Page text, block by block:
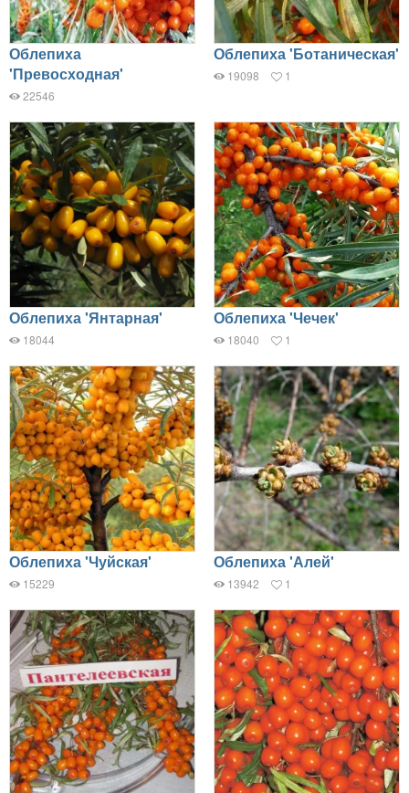
Облепиха
'Превосходная'
22546
Облепиха 'Ботаническая'
19098 1
Облепиха 'Янтарная'
18044
Облепиха 'Чечек'
18040 1
Облепиха 'Чуйская'
15229
Облепиха 'Алей'
13942 1